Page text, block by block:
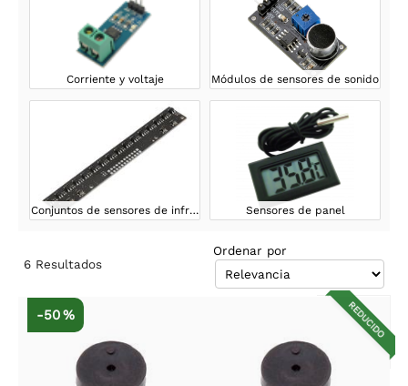
Corriente y voltaje Módulos de sensores de sonido
Conjuntos de sensores de infrarrojos Sensores de panel
6 Resultados
Ordenar por
REDUCIDO
-50 %